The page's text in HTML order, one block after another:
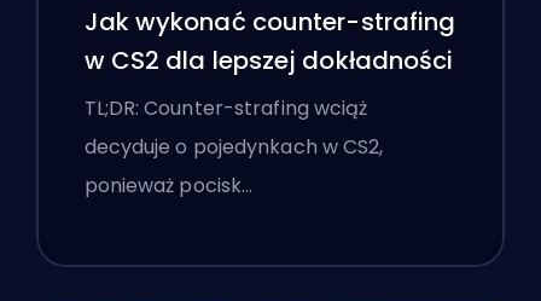
Jak wykonać counter-strafing
w CS2 dla lepszej dokładności
TL;DR: Counter-strafing wciąż
decyduje o pojedynkach w CS2,
ponieważ pocisk…